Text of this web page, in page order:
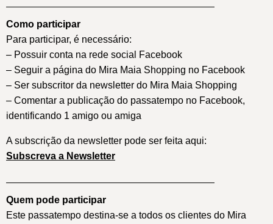
Como participar
Para participar, é necessário:
– Possuir conta na rede social Facebook
– Seguir a página do Mira Maia Shopping no Facebook
– Ser subscritor da newsletter do Mira Maia Shopping
– Comentar a publicação do passatempo no Facebook,
identificando 1 amigo ou amiga
A subscrição da newsletter pode ser feita aqui:
Subscreva a Newsletter
Quem pode participar
Este passatempo destina-se a todos os clientes do Mira